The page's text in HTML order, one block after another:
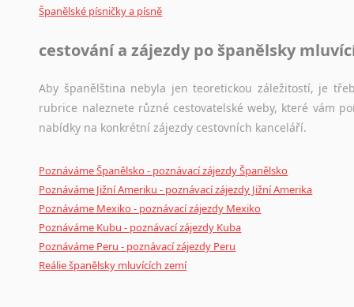
Španělské písničky a písně
cestování a zájezdy po španělsky
Aby španělština nebyla jen teoretickou záležitostí, je
rubrice naleznete různé cestovatelské weby, které vám
nabídky na konkrétní zájezdy cestovních kanceláří.
Poznáváme Španělsko - poznávací zájezdy Španělsko
Poznáváme Jižní Ameriku - poznávací zájezdy Jižní Amerika
Poznáváme Mexiko - poznávací zájezdy Mexiko
Poznáváme Kubu - poznávací zájezdy Kuba
Poznáváme Peru - poznávací zájezdy Peru
Reálie španělsky mluvících zemí